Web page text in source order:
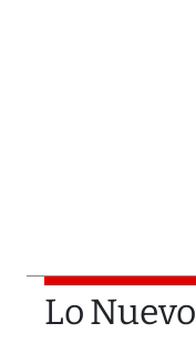
Lo Nuevo